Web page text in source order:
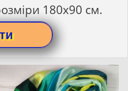
180х90 см.